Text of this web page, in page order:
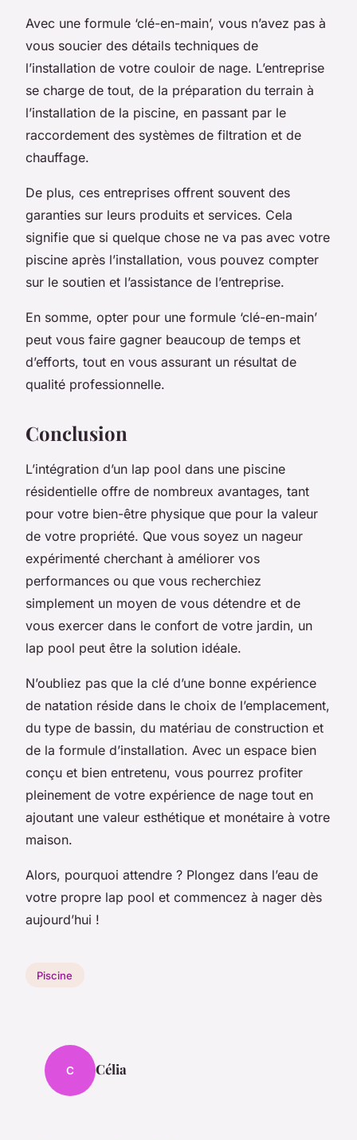
Avec une formule ‘clé-en-main’, vous n’avez pas à
vous soucier des détails techniques de
l’installation de votre couloir de nage. L’entreprise
se charge de tout, de la préparation du terrain à
l’installation de la piscine, en passant par le
raccordement des systèmes de filtration et de
chauffage.
De plus, ces entreprises offrent souvent des
garanties sur leurs produits et services. Cela
signifie que si quelque chose ne va pas avec votre
piscine après l’installation, vous pouvez compter
sur le soutien et l’assistance de l’entreprise.
En somme, opter pour une formule ‘clé-en-main’
peut vous faire gagner beaucoup de temps et
d’efforts, tout en vous assurant un résultat de
qualité professionnelle.
Conclusion
L’intégration d’un lap pool dans une piscine
résidentielle offre de nombreux avantages, tant
pour votre bien-être physique que pour la valeur
de votre propriété. Que vous soyez un nageur
expérimenté cherchant à améliorer vos
performances ou que vous recherchiez
simplement un moyen de vous détendre et de
vous exercer dans le confort de votre jardin, un
lap pool peut être la solution idéale.
N’oubliez pas que la clé d’une bonne expérience
de natation réside dans le choix de l’emplacement,
du type de bassin, du matériau de construction et
de la formule d’installation. Avec un espace bien
conçu et bien entretenu, vous pourrez profiter
pleinement de votre expérience de nage tout en
ajoutant une valeur esthétique et monétaire à votre
maison.
Alors, pourquoi attendre ? Plongez dans l’eau de
votre propre lap pool et commencez à nager dès
aujourd’hui !
Piscine
C Célia